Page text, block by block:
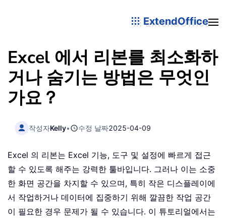
ExtendOffice
Excel 에서 리본를 최소화하
거나 숨기는 방법은 무엇인
가요？
작성자Kelly• 수정 날짜2025-04-09
Excel 의 리본는 Excel 기능, 도구 및 설정에 빠르게 접근
할 수 있도록 해주는 강력한 툴바입니다. 그러나 이는 소중
한 화면 공간을 차지할 수 있으며, 특히 작은 디스플레이에
서 작업하거나 데이터에 집중하기 위해 깔끔한 작업 공간
이 필요한 경우 문제가 될 수 있습니다. 이 튜토리얼에서는